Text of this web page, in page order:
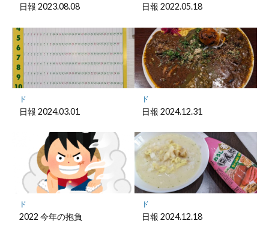
日報 2023.08.08 日報 2022.05.18
ド
日報 2024.03.01
ド
日報 2024.12.31
ド
2022 今年の抱負
ド
日報 2024.12.18